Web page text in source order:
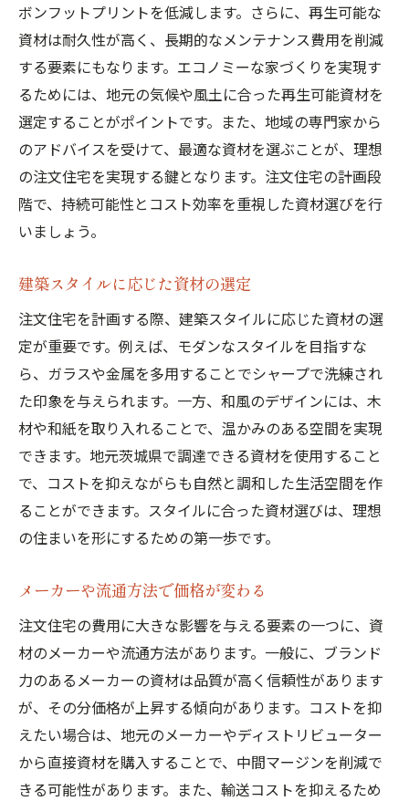
ボンフットプリントを低減します。さらに、再生可能な
資材は耐久性が高く、長期的なメンテナンス費用を削減
する要素にもなります。エコノミーな家づくりを実現す
るためには、地元の気候や風土に合った再生可能資材を
選定することがポイントです。また、地域の専門家から
のアドバイスを受けて、最適な資材を選ぶことが、理想
の注文住宅を実現する鍵となります。注文住宅の計画段
階で、持続可能性とコスト効率を重視した資材選びを行
いましょう。
建築スタイルに応じた資材の選定
注文住宅を計画する際、建築スタイルに応じた資材の選
定が重要です。例えば、モダンなスタイルを目指すな
ら、ガラスや金属を多用することでシャープで洗練され
た印象を与えられます。一方、和風のデザインには、木
材や和紙を取り入れることで、温かみのある空間を実現
できます。地元茨城県で調達できる資材を使用すること
で、コストを抑えながらも自然と調和した生活空間を作
ることができます。スタイルに合った資材選びは、理想
の住まいを形にするための第一歩です。
メーカーや流通方法で価格が変わる
注文住宅の費用に大きな影響を与える要素の一つに、資
材のメーカーや流通方法があります。一般に、ブランド
力のあるメーカーの資材は品質が高く信頼性があります
が、その分価格が上昇する傾向があります。コストを抑
えたい場合は、地元のメーカーやディストリビューター
から直接資材を購入することで、中間マージンを削減で
きる可能性があります。また、輸送コストを抑えるため